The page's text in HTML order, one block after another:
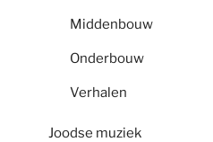
Middenbouw
Onderbouw
Verhalen
Joodse muziek